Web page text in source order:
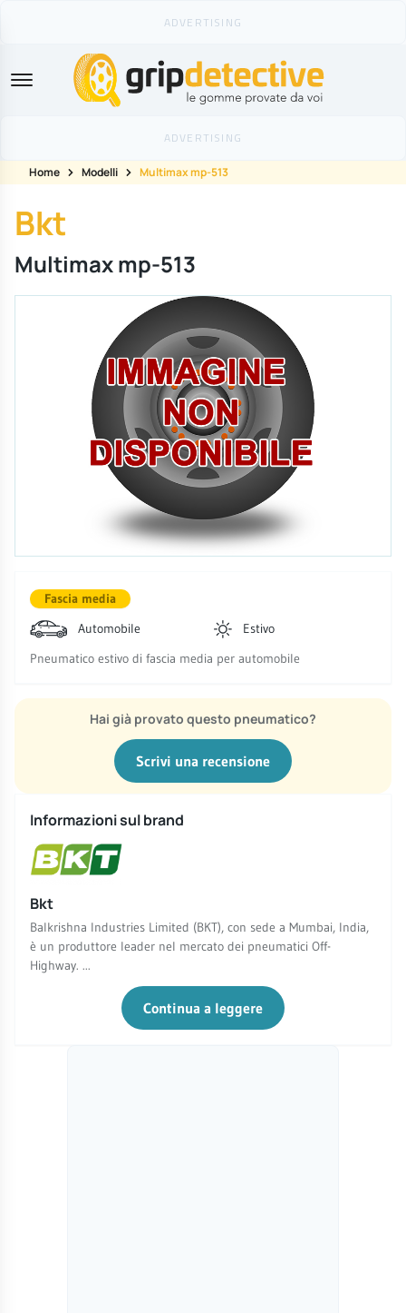
GripDetective
Home Modelli Multimax mp-513
Bkt
Multimax mp-513
Fascia media
Automobile
Estivo
Pneumatico estivo di fascia media per automobile
Hai già provato questo pneumatico?
Scrivi una recensione
Informazioni sul brand
Bkt
Balkrishna Industries Limited (BKT), con sede a Mumbai, India,
è un produttore leader nel mercato dei pneumatici Off-
Highway. ...
Continua a leggere